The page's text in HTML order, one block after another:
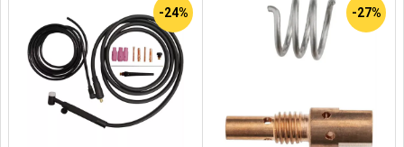
-24% -27%